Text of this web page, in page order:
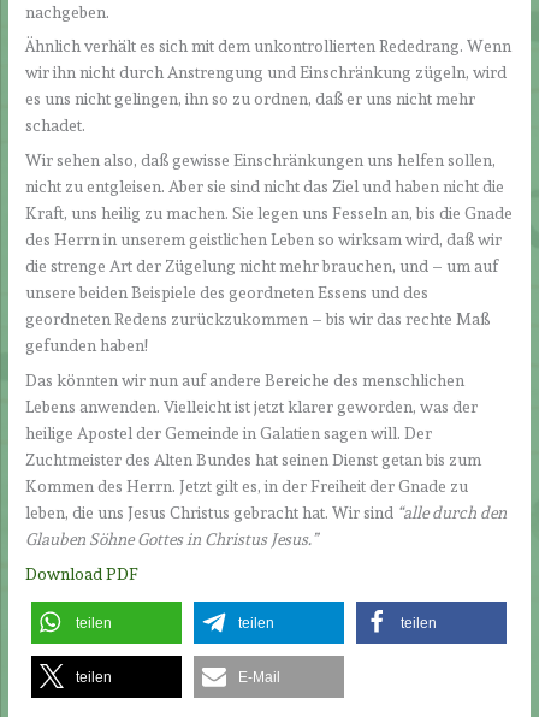
nachgeben.
Ähnlich verhält es sich mit dem unkontrollierten Rededrang. Wenn
wir ihn nicht durch Anstrengung und Einschränkung zügeln, wird
es uns nicht gelingen, ihn so zu ordnen, daß er uns nicht mehr
schadet.
Wir sehen also, daß gewisse Einschränkungen uns helfen sollen,
nicht zu entgleisen. Aber sie sind nicht das Ziel und haben nicht die
Kraft, uns heilig zu machen. Sie legen uns Fesseln an, bis die Gnade
des Herrn in unserem geistlichen Leben so wirksam wird, daß wir
die strenge Art der Zügelung nicht mehr brauchen, und – um auf
unsere beiden Beispiele des geordneten Essens und des
geordneten Redens zurückzukommen – bis wir das rechte Maß
gefunden haben!
Das könnten wir nun auf andere Bereiche des menschlichen
Lebens anwenden. Vielleicht ist jetzt klarer geworden, was der
heilige Apostel der Gemeinde in Galatien sagen will. Der
Zuchtmeister des Alten Bundes hat seinen Dienst getan bis zum
Kommen des Herrn. Jetzt gilt es, in der Freiheit der Gnade zu
leben, die uns Jesus Christus gebracht hat. Wir sind “alle durch den
Glauben Söhne Gottes in Christus Jesus.”
Download PDF
teilen teilen teilen
teilen E-Mail